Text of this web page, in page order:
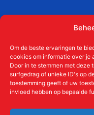
Om de beste ervaringen te
cookies om informatie over je
Door in te stemmen met
surfgedrag of unieke ID's op
toestemming geeft of uw
invloed hebben op bepaalde
KvKnr:41011712
Meer over de